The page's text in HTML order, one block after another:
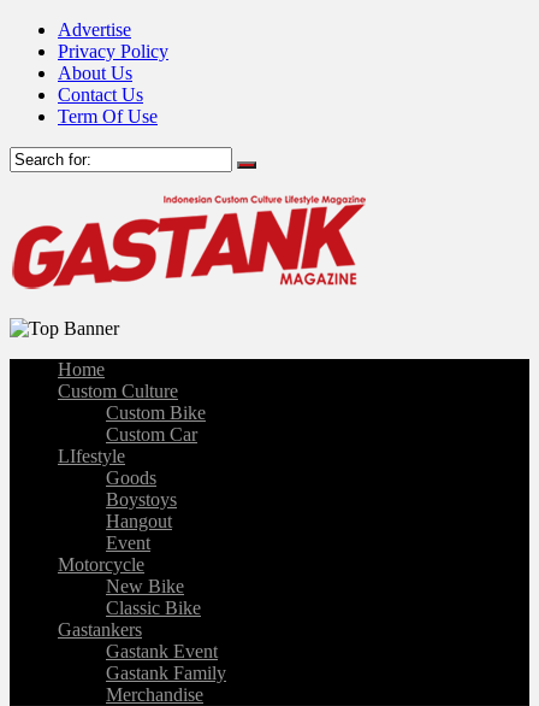
Advertise
Privacy Policy
About Us
Contact Us
Term Of Use
Home
Custom Culture
Custom Bike
Custom Car
LIfestyle
Goods
Boystoys
Hangout
Event
Motorcycle
New Bike
Classic Bike
Gastankers
Gastank Event
Gastank Family
Merchandise